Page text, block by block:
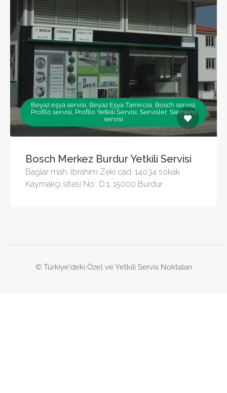
Beyaz eşya servisi, Beyaz Eşya Tamircisi, Bosch servisi,
Profilo servisi, Profilo Yetkili Servisi, Servisler, Siemens
servisi
Bosch Merkez Burdur Yetkili Servisi
Bağlar mah. İbrahim Zeki cad. 14034 sokak
Kaymakçı sitesi No:, D:1, 15000 Burdur
© Türkiye'deki Özel ve Yetkili Servis Noktaları